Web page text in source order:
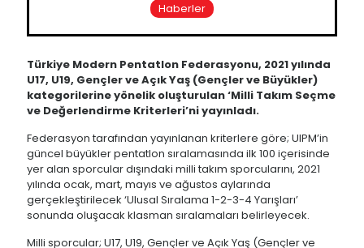
Haberler
Türkiye Modern Pentatlon Federasyonu, 2021 yılında
U17, U19, Gençler ve Açık Yaş (Gençler ve Büyükler)
kategorilerine yönelik oluşturulan ‘Milli Takım Seçme
ve Değerlendirme Kriterleri’ni yayınladı.
Federasyon tarafından yayınlanan kriterlere göre; UIPM’in
güncel büyükler pentatlon sıralamasında ilk 100 içerisinde
yer alan sporcular dışındaki milli takım sporcularını, 2021
yılında ocak, mart, mayıs ve ağustos aylarında
gerçekleştirilecek ‘Ulusal Sıralama 1-2-3-4 Yarışları’
sonunda oluşacak klasman sıralamaları belirleyecek.
Milli sporcular; U17, U19, Gençler ve Açık Yaş (Gençler ve